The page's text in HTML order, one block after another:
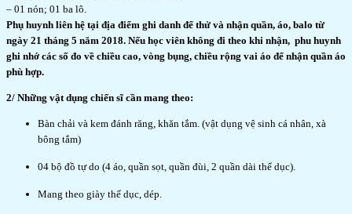
– 01 nón; 01 ba lô.
Phụ huynh liên hệ tại địa điểm ghi danh để thử và nhận quần, áo, balo từ
ngày 21 tháng 5 năm 2018. Nếu học viên không đi theo khi nhận, phu huynh
ghi nhớ các số đo về chiều cao, vòng bụng, chiều rộng vai áo để nhận quần áo
phù hợp.
2/ Những vật dụng chiến sĩ cần mang theo:
Bàn chải và kem đánh răng, khăn tắm. (vật dụng vệ sinh cá nhân, xà
bông tắm)
04 bộ đồ tự do (4 áo, quần sọt, quần đùi, 2 quần dài thể dục).
Mang theo giày thể dục, dép.